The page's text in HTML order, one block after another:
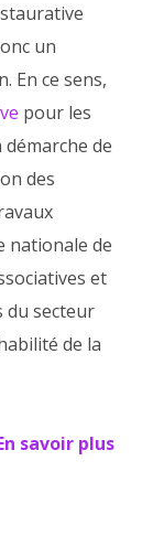
un
En ce sens,
pour les
de
des
nationale de
et
du secteur
de la
savoir plus